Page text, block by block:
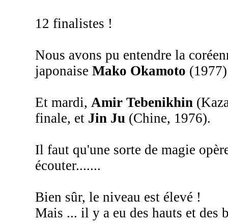
12 finalistes !
Nous avons pu entendre la
japonaise Mako Okamoto
Et mardi, Amir Tebenikhin
finale, et Jin Ju (Chine, 1976).
Il faut qu'une sorte de magie
écouter.......
Bien sûr, le niveau est élevé !
Mais ... il y a eu des hauts et des